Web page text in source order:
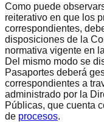
Como puede
reiterativo en que los
correspondientes,
disposiciones de la
normativa vigente en
Del mismo modo se
Pasaportes deberá
correspondientes a
administrado por la
Públicas, que cuenta
de procesos.